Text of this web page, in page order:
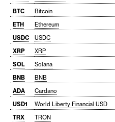
BTC
Bitcoin
ETH
Ethereum
USDC
USDC
XRP
XRP
SOL
Solana
BNB
BNB
ADA
Cardano
USD1
World Liberty Financial USD
TRX
TRON